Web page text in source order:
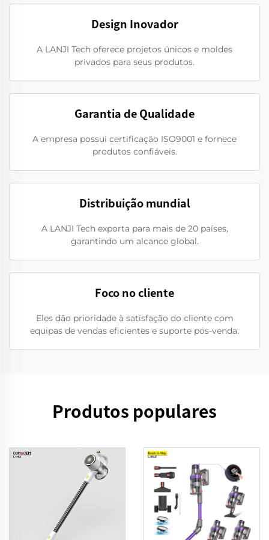
Design Inovador
A LANJI Tech oferece projetos únicos e moldes
privados para seus produtos.
Garantia de Qualidade
A empresa possui certificação ISO9001 e fornece
produtos confiáveis.
Distribuição mundial
A LANJI Tech exporta para mais de 20 países,
garantindo um alcance global.
Foco no cliente
Eles dão prioridade à satisfação do cliente com
equipas de vendas eficientes e suporte pós-venda.
Produtos populares